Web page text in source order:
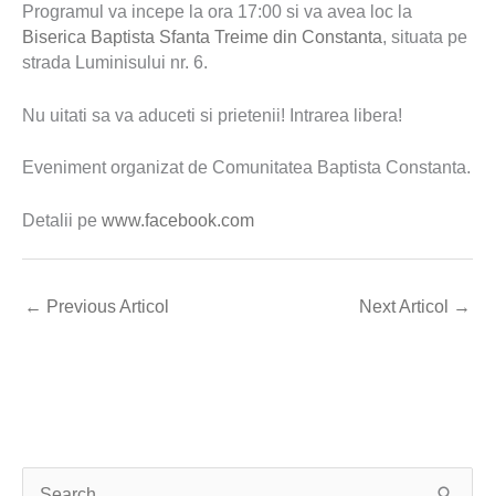
Programul va incepe la ora 17:00 si va avea loc la
Biserica Baptista Sfanta Treime din Constanta, situata pe
strada Luminisului nr. 6.
Nu uitati sa va aduceti si prietenii! Intrarea libera!
Eveniment organizat de Comunitatea Baptista Constanta.
Detalii pe www.facebook.com
← Previous Articol Next Articol →